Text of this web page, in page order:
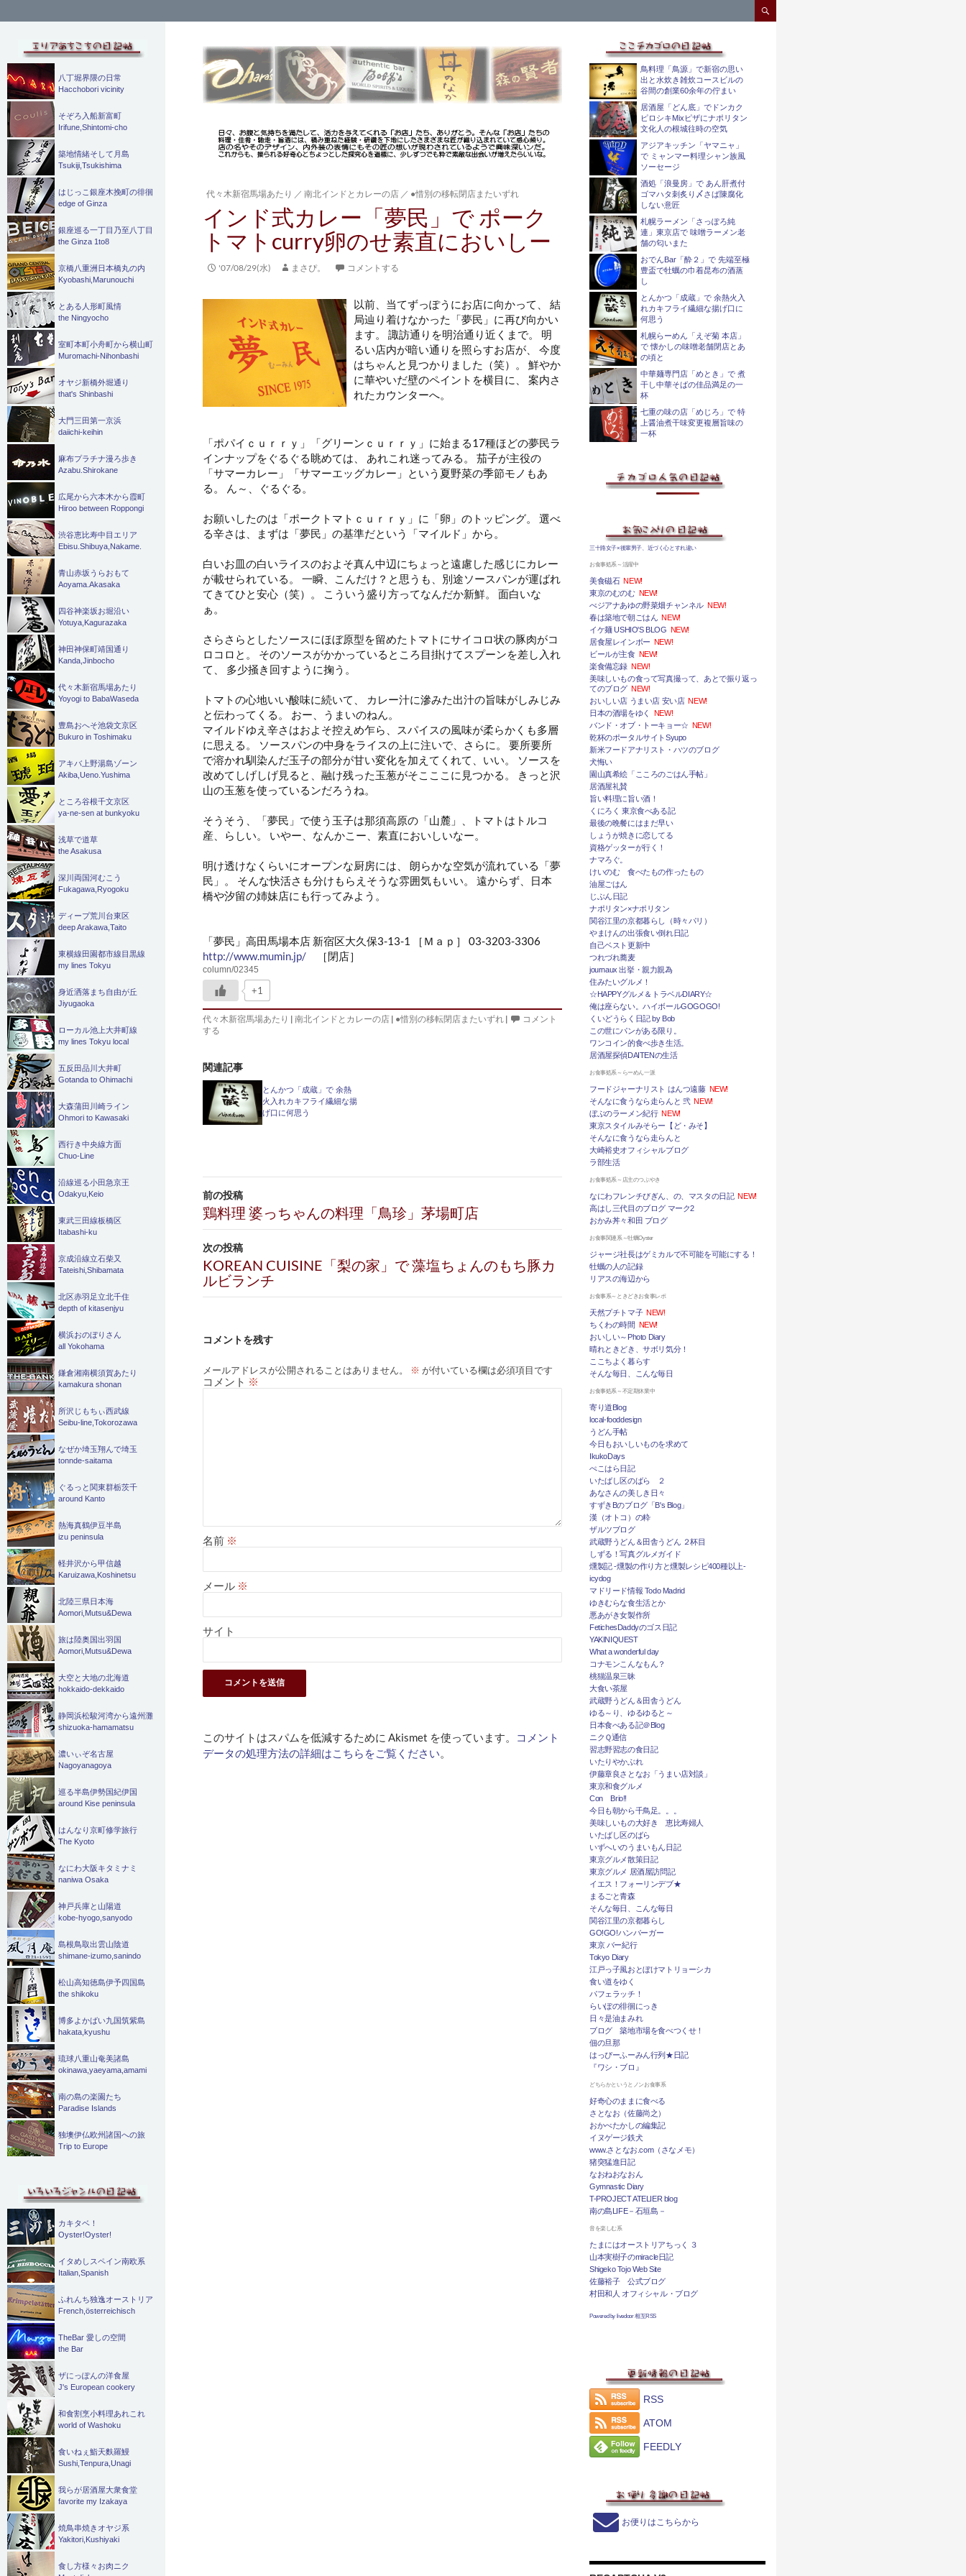
索
代々木新宿馬場あたり ／南北インドとカレーの店 ／ ●惜別の移転閉店またいずれ
インド式カレー「夢民」で ポーク
トマトcurry卵のせ素直においしー
'07/08/29(水) まさぴ。 コメントする
以前、当てずっぽうにお店に向かって、 結
局辿り着けなかった「夢民」に再び向かい
ます。 諏訪通りを明治通り近くまで。 明
るい店内が暗い通りを照らすお店が、 今度
はちゃんと見つかりました（笑）。 鮮やか
に華やいだ壁のペイント を横目に、 案内さ
れたカウンターへ。
「ポパイｃｕｒｒｙ」「グリーンｃｕｒｒｙ」に始まる17種ほどの夢民ラ
インナップをぐるぐる眺めては、 あれこれ迷ってみる。 茄子が主役の
「サマーカレー」「サマーエッグカレー」という夏野菜の季節モノもあ
る。 ん～、ぐるぐる。
お願いしたのは「ポークトマトｃｕｒｒｙ」に「卵」のトッピング。 選べ
る辛さは、まずは「夢民」の基準だという「マイルド」から。
白いお皿の白いライスのおよそ真ん中辺にちょっと遠慮した感じにカレー
が載せられている。 一瞬、こんだけ？と思うも、別途ソースパンが運ばれ
てきてひと安心（笑）。 こういう盛り方ってなんだか新鮮。 面白いな
ぁ。
さらさらとしたソースにほぼ原型を留めたトマトにサイコロ状の豚肉がコ
ロコロと
。 そのソースがかかっているところ目掛けてスプーンを差し入れ
て、 多少掻き回すように掬う。
トマトの心地いい酸味に続いて、 カレー汁に滲みた出汁の旨味がしみじみ
と伝わってくる。 おー、うまいのねん。
マイルドゆえ辛さはおよそ控えめ乍ら、スパイスの風味が柔らかくも多層
に思える。 ソースパンの中身をライスの上に注いで、さらに
。 要所要所
で溶かれ馴染んだ玉子の部分が甘い変化を加えてくれて、いい。 ソースを
改めてしげしげ見ると、融け残った玉葱がそこここに見つかる
。 きっと沢
山の玉葱を使っているンだろうね。
そうそう、「夢民」で使う玉子は那須高原の「山麓」、トマトはトルコ
産、らしい。 いやー、なんかこー、素直においしいなー。
明け透けなくらいにオープンな厨房には、 朗らかな空気が流れている「夢
民」。 そんな快活さも分けもらえそうな雰囲気もいい。 遠からず、日本
橋や汐留の姉妹店にも行ってみよう。
「夢民」高田馬場本店 新宿区大久保3-13-1 ［Ｍａｐ］ 03-3203-3306
http://www.mumin.jp/ ［閉店］
column/02345
+1
代々木新宿馬場あたり |南北インドとカレーの店 | ●惜別の移転閉店またいずれ |
コメント
する
関連記事
とんかつ「成蔵」で 余熱
火入れカキフライ繊細な揚
げ口に何思う
投
稿
ナ
ビ
ゲ
シ
ョ
ン
前の投稿
鶏料理 婆っちゃんの料理「鳥珍」茅場町店
次の投稿
KOREAN CUISINE「梨の家」で 藻塩ちょんのもち豚カ
ルビランチ
コメントを残す
メールアドレスが公開されることはありません。 ※ が付いている欄は必須項目です
コメント ※
名前 ※
メール ※
サイト
このサイトはスパムを低減するために Akismet を使っています。 コメント
データの処理方法の詳細はこちらをご覧ください。
鳥料理「鳥源」で新宿の思い
出と水炊き雑炊コースビルの
谷間の創業60余年の佇まい
居酒屋「どん底」でドンカク
ピロシキMixピザにナポリタン
文化人の根城往時の空気
アジアキッチン「ヤマニャ」
で ミャンマー料理シャン族風
ソーセージ
酒処「浪曼房」で あん肝煮付
ゴマハタ刺炙り〆さば陳腐化
しない意匠
札幌ラーメン「さっぽろ純
連」東京店で 味噌ラーメン老
舗の匂いまた
おでんBar「酔２」で 先端至極
豊盃で牡蠣の巾着昆布の酒蒸
し
とんかつ「成蔵」で 余熱火入
れカキフライ繊細な揚げ口に
何思う
札幌らーめん「えぞ菊 本店」
で 懐かしの味噌老舗閉店とあ
の頃と
中華麺専門店「めとき」で 煮
干し中華そばの佳品満足の一
杯
七重の味の店「めじろ」で 特
上醤油煮干味変更複層旨味の
一杯
三十路女子×後輩男子、近づく心とすれ違い
お食事処系～活躍中
美食磁石 NEW!
東京のむのむ NEW!
べジアナあゆの野菜畑チャンネル NEW!
春は築地で朝ごはん NEW!
イケ麺 USHIO'S BLOG NEW!
居食屋レインボー NEW!
ビールが主食 NEW!
楽食備忘録 NEW!
美味しいもの食って写真撮って、あとで振り返っ
てのブログ NEW!
おいしい店 うまい店 安い店 NEW!
日本の酒場をゆく
NEW!
バンド・オブ・トーキョー☆ NEW!
乾杯のポータルサイトSyupo
新米フードアナリスト・ハツのブログ
犬悔い
園山真希絵「こころのごはん手帖」
居酒屋礼賛
旨い料理に旨い酒！
くにろく 東京食べある記
最後の晩餐にはまだ早い
しょうが焼きに恋してる
資格ゲッターが行く！
ナマろぐ。
けいのむ 食べたもの作ったもの
油屋ごはん
じぶん日記
ナポリタン×ナポリタン
関谷江里の京都暮らし（時々パリ）
やまけんの出張食い倒れ日記
自己ベスト更新中
つれづれ蕎麦
journaux 出挙・親力親為
住みたいグルメ！
☆HAPPYグルメ＆トラベルDIARY☆
俺は座らない。ハイボールGOGOGO!
くいどうらく日記 by Bob
この世にパンがある限り。
ワンコイン的食べ歩き生活。
居酒屋探偵DAITENの生活
お食事処系～らーめん一派
フードジャーナリスト はんつ遠藤 NEW!
そんなに食うなら走らんと 弐 NEW!
ぼぶのラーメン紀行 NEW!
東京スタイルみそらー【ど・みそ】
そんなに食うなら走らんと
大崎裕史オフィシャルブログ
ラ部生活
お食事処系～店主のつぶやき
なにわフレンチびぎん、の、マスタの日記 NEW!
高はし三代目のブログ マーク2
おかみ丼々和田 ブログ
お食事関連系～牡蠣Oyster
ジャージ社長はゲミカルで不可能を可能にする！
牡蠣の人の記録
リアスの海辺から
お食事系～ときどきお食事レポ
天然プチトマ子 NEW!
ちくわの時間 NEW!
おいしい～Photo Diary
晴れときどき、サボリ気分！
ここちよく暮らす
そんな毎日、こんな毎日
お食事処系～不定期休業中
寄り道Blog
local-fooddesign
うどん手帖
今日もおいしいものを求めて
IkukoDays
ぺこはら日記
いたばし区のばら ２
あなさんの美しき日々
すずきBのブログ「B's Blog」
漢（オトコ）の粋
ザルツブログ
武蔵野うどん＆田舎うどん ２杯目
しずる！写真グルメガイド
燻製記 -燻製の作り方と燻製レシピ400種以上-
icydog
マドリード情報 Todo Madrid
ゆきむらな食生活とか
悪あがき女製作所
FetichesDaddyのゴス日記
YAKINIQUEST
What a wonderful day
コナモンこんなもん？
桃猫温泉三昧
大食い茶屋
武蔵野うどん＆田舎うどん
ゆる～り、ゆるゆると～
日本食べある記＠Blog
ニクＱ通信
習志野習志の食日記
いたりやかぶれ
伊藤章良さとなお「うまい店対談」
東京和食グルメ
Con Brio!!
今日も朝から千鳥足。。。
美味しいもの大好き 恵比寿婦人
いたばし区のばら
いずへいのうまいもん日記
東京グルメ散策日記
東京グルメ 居酒屋訪問記
イエス！フォーリンデブ★
まるごと青森
そんな毎日、こんな毎日
関谷江里の京都暮らし
GO!GO!ハンバーガー
東京 バー紀行
Tokyo Diary
江戸っ子風おとぼけマトリョーシカ
食い道をゆく
パフェラッチ！
らいぽの徘徊にっき
日々是油まみれ
ブログ 築地市場を食べつくせ！
佃の旦那
はっぴーふーみん行列★日記
『ワシ・ブロ』
どちらかというとノンお食事系
好奇心のままに食べる
さとなお（佐藤尚之）
おかべたかしの編集記
イヌゲージ鉄犬
www.さとなお.com（さなメモ）
猪突猛進日記
なおねおなおん
Gymnastic Diary
T-PROJECT ATELIER blog
南の島LIFE－石垣島－
音を楽しむ系
たまにはオーストリアちっく ３
山本実樹子のmiracle日記
Shigeko Tojo Web Site
佐藤裕子 公式ブログ
村田和人 オフィシャル・ブログ
Powered by livedoor 相互RSS
RSS
ATOM
FEEDLY
お便りはこちらから
八丁堀界隈の日常
Hacchobori vicinity
そぞろ入船新富町
Irifune,Shintomi-cho
築地情緒そして月島
Tsukiji,Tsukishima
はじっこ銀座木挽町の徘徊
edge of Ginza
銀座巡る一丁目乃至八丁目
the Ginza 1to8
京橋八重洲日本橋丸の内
Kyobashi,Marunouchi
とある人形町風情
the Ningyocho
室町本町小舟町から横山町
Muromachi-Nihonbashi
オヤジ新橋外堀通り
that's Shinbashi
大門三田第一京浜
daiichi-keihin
麻布プラチナ漫ろ歩き
Azabu.Shirokane
広尾から六本木から霞町
Hiroo between Roppongi
渋谷恵比寿中目エリア
Ebisu.Shibuya,Nakame.
青山赤坂うらおもて
Aoyama.Akasaka
四谷神楽坂お堀沿い
Yotuya,Kagurazaka
神田神保町靖国通り
Kanda,Jinbocho
代々木新宿馬場あたり
Yoyogi to BabaWaseda
豊島おへそ池袋文京区
Bukuro in Toshimaku
アキバ上野湯島ゾーン
Akiba,Ueno.Yushima
ところ谷根千文京区
ya-ne-sen at bunkyoku
浅草で道草
the Asakusa
深川両国河むこう
Fukagawa,Ryogoku
ディープ荒川台東区
deep Arakawa,Taito
東横線田園都市線目黒線
my lines Tokyu
身近洒落まち自由が丘
Jiyugaoka
ローカル池上大井町線
my lines Tokyu local
五反田品川大井町
Gotanda to Ohimachi
大森蒲田川崎ライン
Ohmori to Kawasaki
西行き中央線方面
Chuo-Line
沿線巡る小田急京王
Odakyu,Keio
東武三田線板橋区
Itabashi-ku
京成沿線立石柴又
Tateishi,Shibamata
北区赤羽足立北千住
depth of kitasenjyu
横浜おのぼりさん
all Yokohama
鎌倉湘南横須賀あたり
kamakura shonan
所沢じもちぃ西武線
Seibu-line,Tokorozawa
なぜか埼玉翔んで埼玉
tonnde-saitama
ぐるっと関東群栃茨千
around Kanto
熱海真鶴伊豆半島
izu peninsula
軽井沢から甲信越
Karuizawa,Koshinetsu
北陸三県日本海
Aomori,Mutsu&Dewa
旅は陸奥国出羽国
Aomori,Mutsu&Dewa
大空と大地の北海道
hokkaido-dekkaido
静岡浜松駿河湾から遠州灘
shizuoka-hamamatsu
濃いぃぞ名古屋
Nagoyanagoya
巡る半島伊勢国紀伊国
around Kise peninsula
はんなり京町修学旅行
The Kyoto
なにわ大阪キタミナミ
naniwa Osaka
神戸兵庫と山陽道
kobe-hyogo,sanyodo
島根鳥取出雲山陰道
shimane-izumo,sanindo
松山高知徳島伊予四国島
the shikoku
博多よかばい九国筑紫島
hakata,kyushu
琉球八重山奄美諸島
okinawa,yaeyama,amami
南の島の楽園たち
Paradise Islands
独墺伊仏欧州諸国への旅
Trip to Europe
カキタベ！
Oyster!Oyster!
イタめしスペイン南欧系
Italian,Spanish
ふれんち独逸オーストリア
French,österreichisch
TheBar 愛しの空間
the Bar
ザにっぽんの洋食屋
J's European cookery
和食割烹小料理あれこれ
world of Washoku
食いねぇ鮨天麩羅鰻
Sushi,Tenpura,Unagi
我らが居酒屋大衆食堂
favorite my Izakaya
焼鳥串焼きオヤジ系
Yakitori,Kushiyaki
食し方様々お肉ニク